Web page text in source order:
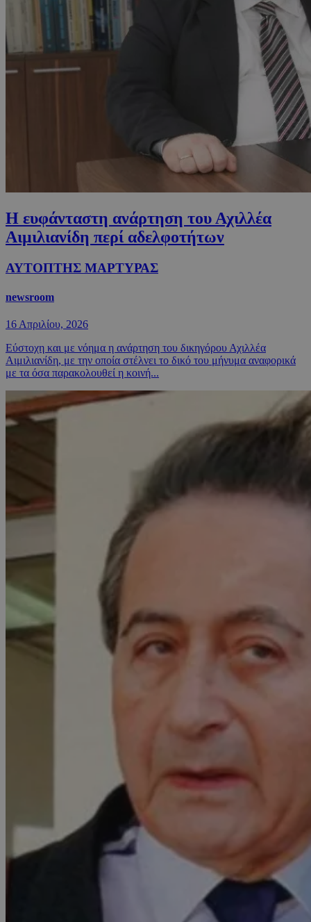
Η ευφάνταστη ανάρτηση του Αχιλλέα
Αιμιλιανίδη περί αδελφοτήτων
ΑΥΤΟΠΤΗΣ ΜΑΡΤΥΡΑΣ
newsroom
16 Απριλίου, 2026
Εύστοχη και με νόημα η ανάρτηση του δικηγόρου Αχιλλέα
Αιμιλιανίδη, με την οποία στέλνει το δικό του μήνυμα αναφορικά
με τα όσα παρακολουθεί η κοινή...